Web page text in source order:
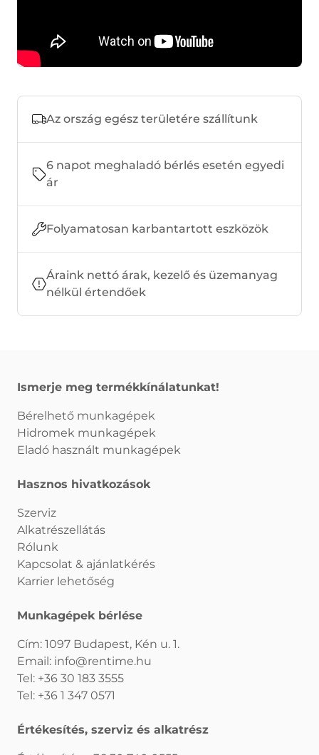
Az ország egész területére szállítunk
6 napot meghaladó bérlés esetén egyedi
ár
Folyamatosan karbantartott eszközök
Áraink nettó árak, kezelő és üzemanyag
nélkül értendőek
Ismerje meg termékkínálatunkat!
Bérelhető munkagépek
Hidromek munkagépek
Eladó használt munkagépek
Hasznos hivatkozások
Szerviz
Alkatrészellátás
Rólunk
Kapcsolat & ajánlatkérés
Karrier lehetőség
Munkagépek bérlése
Cím: 1097 Budapest, Kén u. 1.
Email: info@rentime.hu
Tel: +36 30 183 3555
Tel: +36 1 347 0571
Értékesítés, szerviz és alkatrész